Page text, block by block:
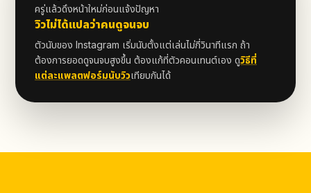
ครู่แล้วดึงหน้าใหม่ก่อนแจ้งปัญหา
วิวไม่ได้แปลว่าคนดูจนจบ
ตัวนับของ Instagram เริ่มนับตั้งแต่เล่นไม่กี่วินาทีแรก ถ้า
ต้องการยอดดูจนจบสูงขึ้น ต้องแก้ที่ตัวคอนเทนต์เอง ดูวิธีที่
แต่ละแพลตฟอร์มนับวิวเทียบกันได้